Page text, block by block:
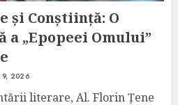
și Conștiință: O
„Epopeei Omului”
9, 2026
literare, Al. Florin Țene